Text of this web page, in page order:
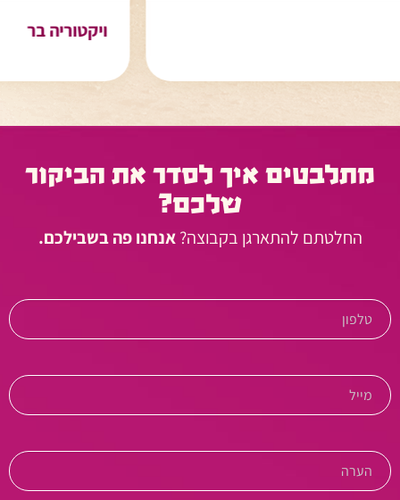
מתלבטים איך לסדר את הביקור
שלכם?
החלטתם להתארגן בקבוצה?אנחנו פה בשבילכם.